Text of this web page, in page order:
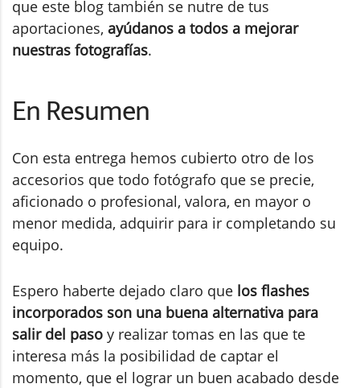
que este blog también se nutre de tus
aportaciones, ayúdanos a todos a mejorar
nuestras fotografías.
En Resumen
Con esta entrega hemos cubierto otro de los
accesorios que todo fotógrafo que se precie,
aficionado o profesional, valora, en mayor o
menor medida, adquirir para ir completando su
equipo.
Espero haberte dejado claro que los flashes
incorporados son una buena alternativa para
salir del paso y realizar tomas en las que te
interesa más la posibilidad de captar el
momento, que el lograr un buen acabado desde